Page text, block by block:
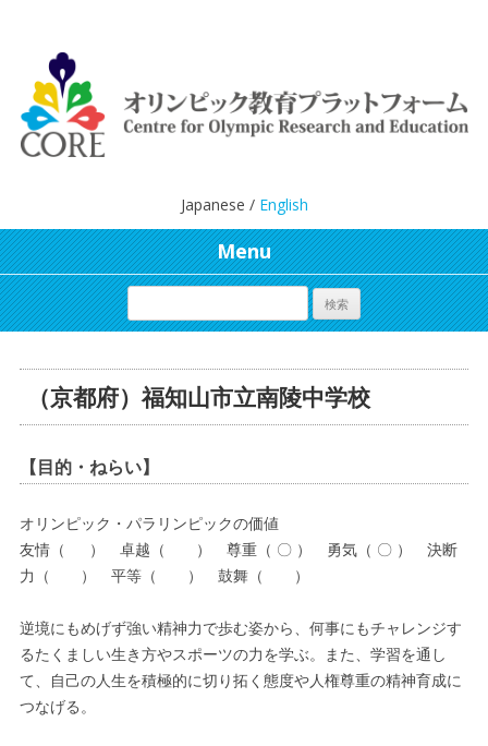
Japanese / English
Menu
（京都府）福知山市立南陵中学校
【目的・ねらい】
オリンピック・パラリンピックの価値
友情（ ） 卓越（ ） 尊重（ 〇 ） 勇気（ 〇 ） 決断
力（ ） 平等（ ） 鼓舞（ ）
逆境にもめげず強い精神力で歩む姿から、何事にもチャレンジす
るたくましい生き方やスポーツの力を学ぶ。また、学習を通し
て、自己の人生を積極的に切り拓く態度や人権尊重の精神育成に
つなげる。